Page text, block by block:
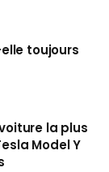
toujours
la plus
Model Y